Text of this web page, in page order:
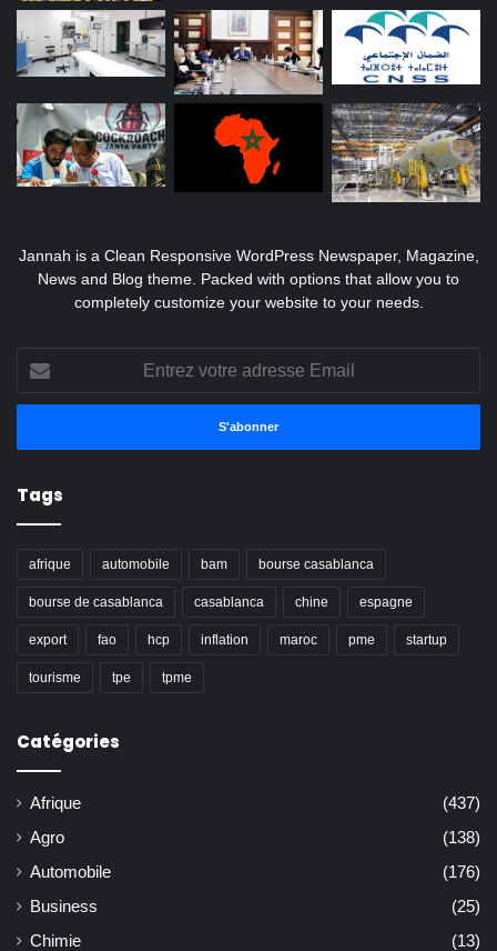
Jannah is a Clean Responsive WordPress Newspaper, Magazine,
News and Blog theme. Packed with options that allow you to
completely customize your website to your needs.
votre
adresse
Tags
afrique automobile bam bourse casablanca
bourse de casablanca casablanca chine espagne
export fao hcp inflation maroc pme startup
tourisme tpe tpme
Catégories
Afrique
(437)
Agro
(138)
Automobile
(176)
Business
(25)
Chimie
(13)